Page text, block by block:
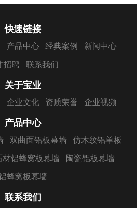
快速链接
产品中心 经典案例 新闻中心
招聘 联系我们
关于宝业
企业文化 资质荣誉 企业视频
产品中心
双曲面铝板幕墙 仿木纹铝单板
材铝蜂窝板幕墙 陶瓷铝板幕墙
蜂窝板幕墙
联系我们